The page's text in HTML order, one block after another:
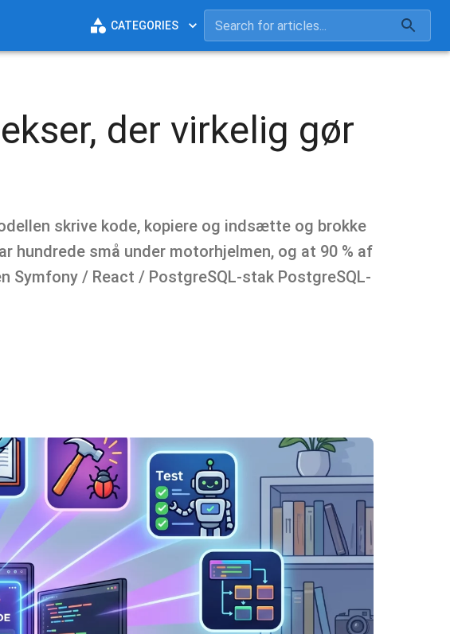
CATEGORIES
der virkelig gør
skrive kode, kopiere og indsætte og brokke
små under motorhjelmen, og at 90 % af
/ React / PostgreSQL-stak PostgreSQL-